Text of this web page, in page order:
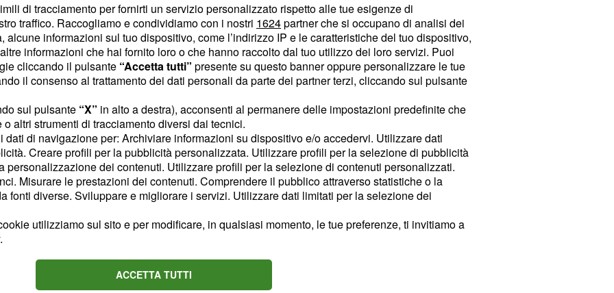
Maroni, ormai ex
è possibile nei numeri,
errore, una
i programmi e anche
avere nelle
l’ex Ministro
mettere in crisi
al centrodestra di
Italia in questi anni.
di tracciamento per fornirti un servizio personalizzato rispetto alle tue esigenze di
traffico. Raccogliamo e condividiamo con i nostri 1624partner che si occupano di analisi dei
informazioni sul tuo dispositivo, come l’indirizzo IP e le caratteristiche del tuo dispositivo,
informazioni che hai fornito loro o che hanno raccolto dal tuo utilizzo dei loro servizi. Puoi
cliccando il pulsante “Accetta tutti” presente su questo banner oppure personalizzare le tue
il consenso al trattamento dei dati personali da parte dei partner terzi, cliccando sul pulsante
sul pulsante “X” in alto a destra), acconsenti al permanere delle impostazioni predefinite che
altri strumenti di tracciamento diversi dai tecnici.
dati di navigazione per: Archiviare informazioni su dispositivo e/o accedervi. Utilizzare dati
Creare profili per la pubblicità personalizzata. Utilizzare profili per la selezione di pubblicità
personalizzazione dei contenuti. Utilizzare profili per la selezione di contenuti personalizzati.
Misurare le prestazioni dei contenuti. Comprendere il pubblico attraverso statistiche o la
fonti diverse. Sviluppare e migliorare i servizi. Utilizzare dati limitati per la selezione dei
utilizziamo sul sito e per modificare, in qualsiasi momento, le tue preferenze, ti invitiamo a
.
ACCETTA TUTTI